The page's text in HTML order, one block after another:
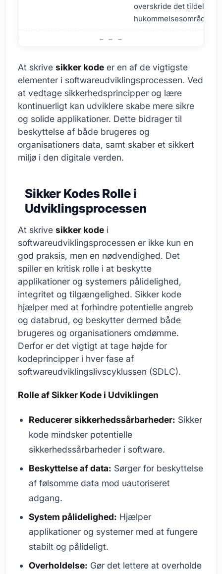
overskride det tildelte
hukommelsesområde.
At skrive sikker kode er en af de vigtigste
elementer i softwareudviklingsprocessen. Ved
at vedtage sikkerhedsprincipper og lære
kontinuerligt kan udviklere skabe mere sikre
og solide applikationer. Dette bidrager til
beskyttelse af både brugeres og
organisationers data, samt skaber et sikkert
miljø i den digitale verden.
Sikker Kodes Rolle i
Udviklingsprocessen
At skrive sikker kode i
softwareudviklingsprocessen er ikke kun en
god praksis, men en nødvendighed. Det
spiller en kritisk rolle i at beskytte
applikationer og systemers pålidelighed,
integritet og tilgængelighed. Sikker kode
hjælper med at forhindre potentielle angreb
og databrud, og beskytter dermed både
brugeres og organisationers omdømme.
Derfor er det vigtigt at tage højde for
kodeprincipper i hver fase af
softwareudviklingslivscyklussen (SDLC).
Rolle af Sikker Kode i Udviklingen
Reducerer sikkerhedssårbarheder: Sikker
kode mindsker potentielle
sikkerhedssårbarheder i software.
Beskyttelse af data: Sørger for beskyttelse
af følsomme data mod uautoriseret
adgang.
System pålidelighed: Hjælper
applikationer og systemer med at fungere
stabilt og pålideligt.
Overholdelse: Gør det lettere at overholde